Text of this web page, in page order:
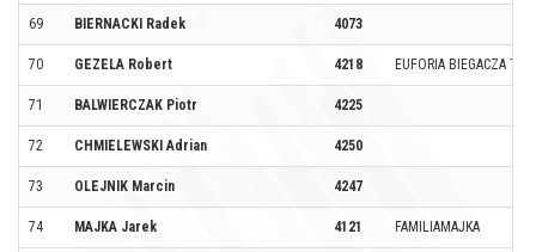
69 BIERNACKI Radek 4073
70 GEZELA Robert 4218 EUFORIA BIEGACZA
71 BALWIERCZAK Piotr 4225
72 CHMIELEWSKI Adrian 4250
73 OLEJNIK Marcin 4247
74 MAJKA Jarek 4121 FAMILIAMAJKA